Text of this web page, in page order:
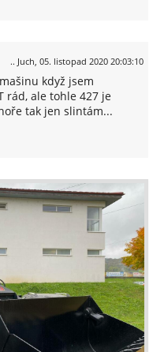
.. Juch ,05. listopad 2020 20:03:10
když jsem
rád, ale tohle 427 je
tak jen slintám...